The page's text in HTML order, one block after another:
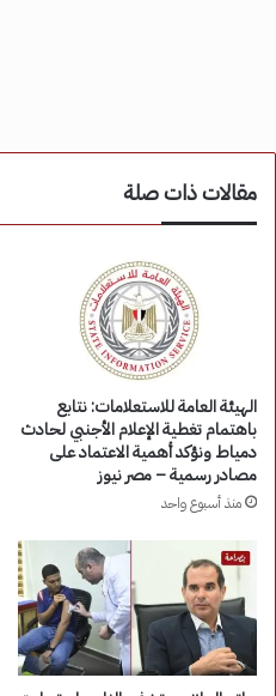
مقالات ذات صلة
الهيئة العامة للاستعلامات: نتابع
باهتمام تغطية الإعلام الأجنبي لحادث
دمياط ونؤكد أهمية الاعتماد على
مصادر رسمية – مصر نيوز
منذ أسبوع واحد